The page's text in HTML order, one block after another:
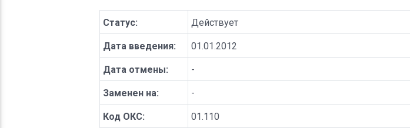
Статус: Действует
Дата введения: 01.01.2012
Дата отмены: -
Заменен на: -
Код ОКС: 01.110